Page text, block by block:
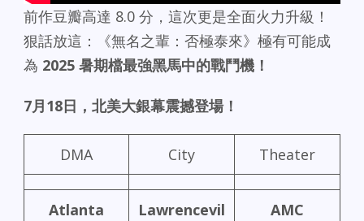
前作豆瓣高達 8.0 分，這次更是全面火力升級！
狠話放這：《無名之輩：否極泰來》極有可能成
為 2025 暑期檔最強黑馬中的戰鬥機！
7月18日，北美大銀幕震撼登場！
DMA City Theater
Atlanta
Lawrencevil
AMC